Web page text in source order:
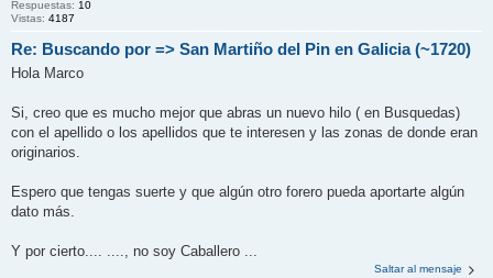
Respuestas: 10
Vistas: 4187
Re: Buscando por => San Martiño del Pin en Galicia (~1720)
Hola Marco
Si, creo que es mucho mejor que abras un nuevo hilo ( en Busquedas)
con el apellido o los apellidos que te interesen y las zonas de donde eran
originarios.
Espero que tengas suerte y que algún otro forero pueda aportarte algún
dato más.
Y por cierto.... ...., no soy Caballero ...
Saltar al mensaje